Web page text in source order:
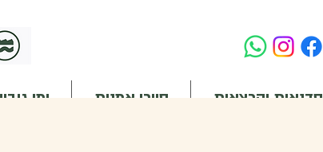
סדנאות והרצאות סיורי אמנות ימי